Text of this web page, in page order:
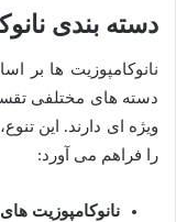
دسته بندی
نانوکامپوزیت ها بر
دسته های مختلفی
ویژه ای دارند. این
را فراهم می آورد:
نانوکامپوزیت